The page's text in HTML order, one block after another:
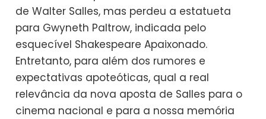
de Walter Salles, mas perdeu a estatueta
para Gwyneth Paltrow, indicada pelo
esquecível Shakespeare Apaixonado.
Entretanto, para além dos rumores e
expectativas apoteóticas, qual a real
relevância da nova aposta de Salles para o
cinema nacional e para a nossa memória